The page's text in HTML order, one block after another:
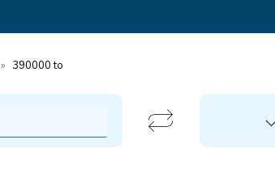
» 390000 to